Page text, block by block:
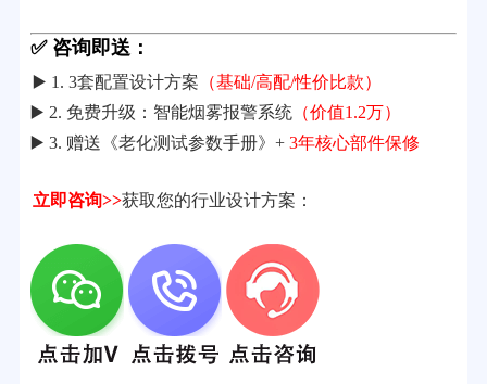
✅ 咨询即送：
▶️ 1. 3套配置设计方案 （基础/高配/性价比款）
▶️ 2. 免费升级：智能烟雾报警系统（价值1.2万）
▶️ 3. 赠送《老化测试参数手册》+ 3年核心部件保修
立即咨询>>获取您的行业设计方案：